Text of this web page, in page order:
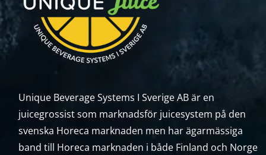
Unique Beverage Systems I Sverige AB är en
juicegrossist som marknadsför juicesystem på den
svenska Horeca marknaden men har ägarmässiga
band till Horeca marknaden i både Finland och Norge